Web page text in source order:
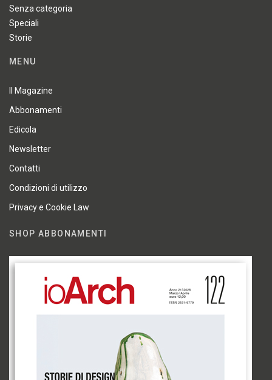
Senza categoria
Speciali
Storie
MENU
Il Magazine
Abbonamenti
Edicola
Newsletter
Contatti
Condizioni di utilizzo
Privacy e Cookie Law
SHOP ABBONAMENTI